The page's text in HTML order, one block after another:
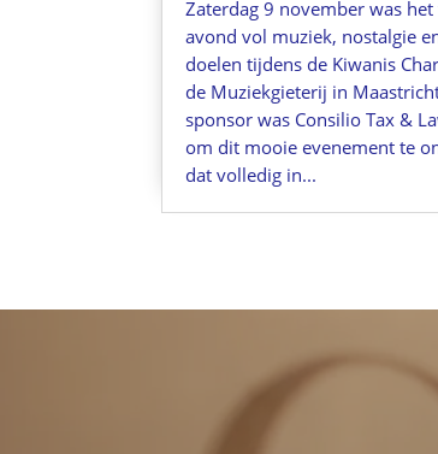
Zaterdag 9 november was
avond vol muziek, nostalgie
doelen tijdens de Kiwanis
de Muziekgieterij in
sponsor was Consilio Tax &
om dit mooie evenement te
dat volledig in...